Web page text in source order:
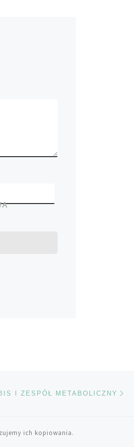
I ZESPÓŁ METABOLICZNY
ich kopiowania.